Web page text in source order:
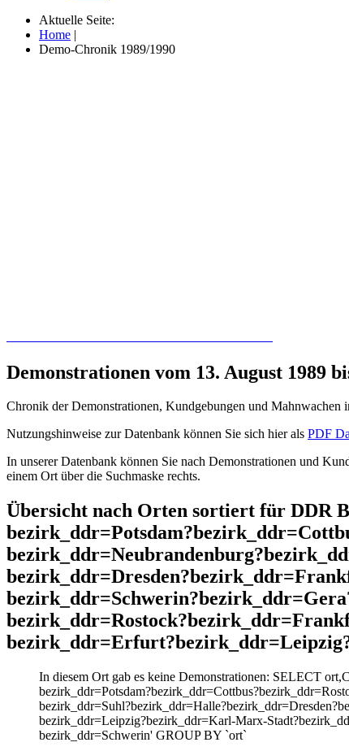
Aktuelle Seite:
Home |
Demo-Chronik 1989/1990
Demonstrationen vom 13. August 1989
Chronik der Demonstrationen, Kundgebungen und
Nutzungshinweise zur Datenbank können Sie sich hier als PDF
In unserer Datenbank können Sie nach Demonstrationen und
einem Ort über die Suchmaske rechts.
Übersicht nach Orten sortiert für
In diesem Ort gab es keine Demonstrationen: SELECT
bezirk_ddr=Leipzig?bezirk_ddr=Karl-Marx-
bezirk_ddr=Schwerin' GROUP BY `ort`